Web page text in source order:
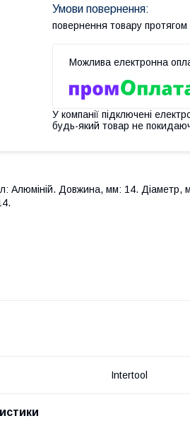
повернення товару протягом
У компанії підключені
будь-який товар не
Алюміній. Довжина, мм: 14. Діаметр,
Intertool